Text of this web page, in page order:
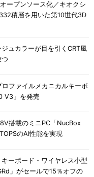
ープンソース化／キオクシ
積層を用いた第10世代3D
ュカラーが目を引くCRT風
ファイルメカニカルキーボ
V3」を発売
搭載のミニPC「NucBox
のAI性能を実現
ーボード・ワイヤレス小型
」がセールで15％オフの